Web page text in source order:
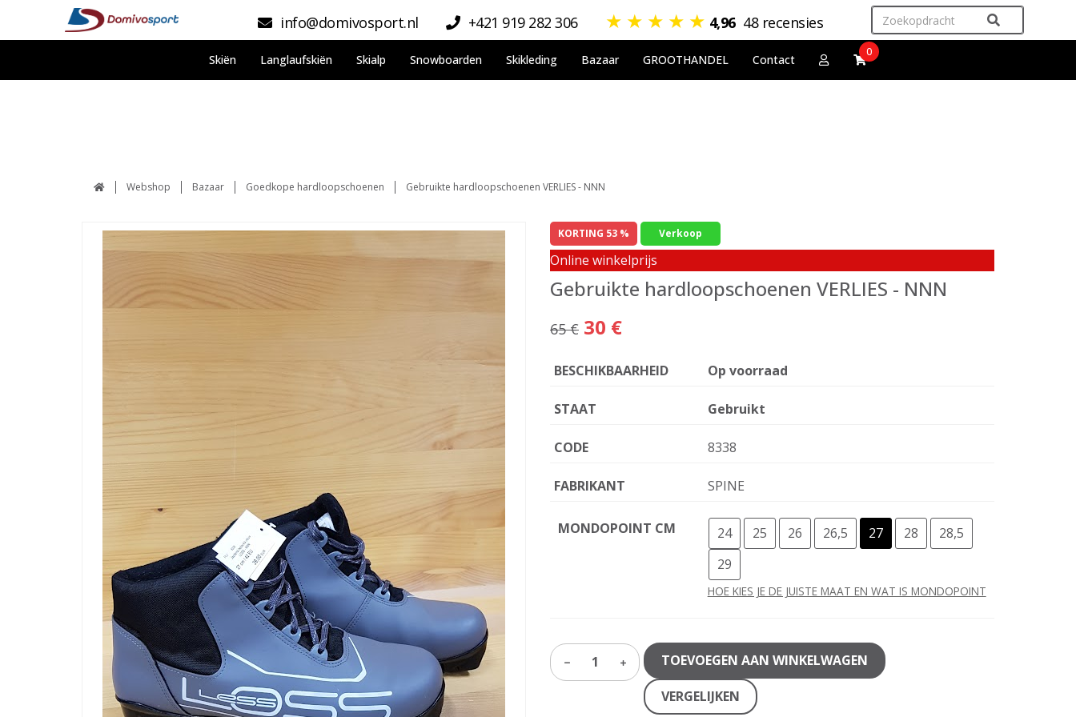
info@domivosport.nl +421 919 282 306 ★ ★ ★ ★ ★ 4,96 48 recensies
Skiën Langlaufskiën Skialp Snowboarden Skikleding Bazaar GROOTHANDEL Contact
0
Webshop Bazaar Goedkope hardloopschoenen Gebruikte hardloopschoenen VERLIES - NNN
KORTING 53 % Verkoop
Online winkelprijs
Gebruikte hardloopschoenen VERLIES - NNN
65 € 30 €
BESCHIKBAARHEID Op voorraad
STAAT Gebruikt
CODE 8338
FABRIKANT SPINE
MONDOPOINT CM 24 25 26 26,5 27 28
28,5
29
HOE KIES JE DE JUISTE MAAT EN WAT IS MONDOPOINT
1 TOEVOEGEN AAN WINKELWAGEN
VERGELIJKEN